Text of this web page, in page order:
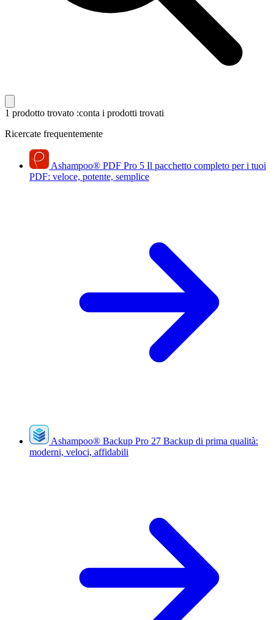
1 prodotto trovato :conta i prodotti trovati
Ricercate frequentemente
Ashampoo® PDF Pro 5 Il pacchetto completo per i tuoi
PDF: veloce, potente, semplice
Ashampoo® Backup Pro 27 Backup di prima qualità:
moderni, veloci, affidabili